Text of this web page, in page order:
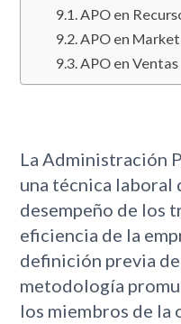
APO en
APO en
APO en Ventas
La Administración
una técnica laboral
desempeño de los
eficiencia de la
definición previa
metodología
los miembros de la